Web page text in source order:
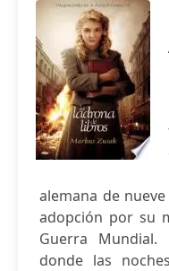
alemana de
adopción por su
Guerra
donde las